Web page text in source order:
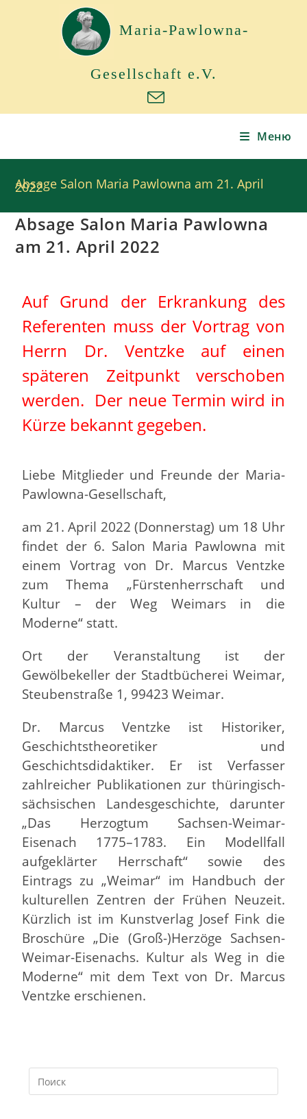
Maria-Pawlowna-
Gesellschaft e.V.
Меню
Absage Salon Maria Pawlowna am 21. April
2022
Absage Salon Maria Pawlowna
am 21. April 2022
Auf Grund der Erkrankung des
Referenten muss der Vortrag von
Herrn Dr. Ventzke auf einen
späteren Zeitpunkt verschoben
werden. Der neue Termin wird in
Kürze bekannt gegeben.
Liebe Mitglieder und Freunde der Maria-
Pawlowna-Gesellschaft,
am 21. April 2022 (Donnerstag) um 18 Uhr
findet der 6. Salon Maria Pawlowna mit
einem Vortrag von Dr. Marcus Ventzke
zum Thema „Fürstenherrschaft und
Kultur – der Weg Weimars in die
Moderne“ statt.
Ort der Veranstaltung ist der
Gewölbekeller der Stadtbücherei Weimar,
Steubenstraße 1, 99423 Weimar.
Dr. Marcus Ventzke ist Historiker,
Geschichtstheoretiker und
Geschichtsdidaktiker. Er ist Verfasser
zahlreicher Publikationen zur thüringisch-
sächsischen Landesgeschichte, darunter
„Das Herzogtum Sachsen-Weimar-
Eisenach 1775–1783. Ein Modellfall
aufgeklärter Herrschaft“ sowie des
Eintrags zu „Weimar“ im Handbuch der
kulturellen Zentren der Frühen Neuzeit.
Kürzlich ist im Kunstverlag Josef Fink die
Broschüre „Die (Groß-)Herzöge Sachsen-
Weimar-Eisenachs. Kultur als Weg in die
Moderne“ mit dem Text von Dr. Marcus
Ventzke erschienen.